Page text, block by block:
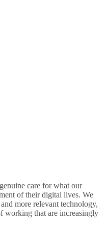
care for what our
of their digital lives. We
more relevant technology,
working that are increasingly